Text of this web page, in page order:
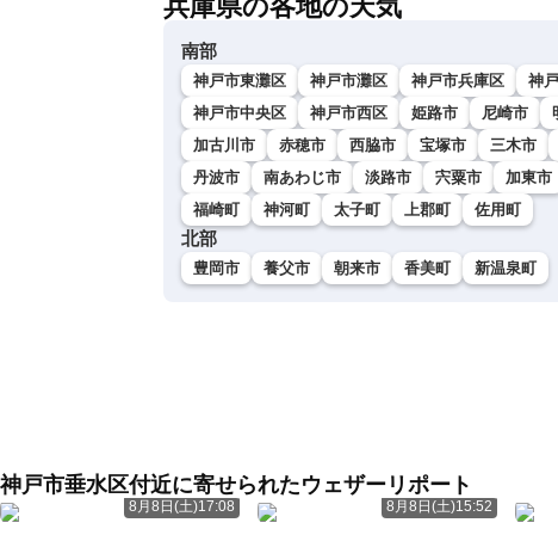
兵庫県の各地の天気
南部
神戸市東灘区 神戸市灘区 神戸市兵庫区 神
神戸市中央区
神戸市西区 姫路市 尼崎市
加古川市
赤穂市 西脇市 宝塚市 三木市
丹波市
南あわじ市 淡路市 宍粟市 加東市
福崎町
神河町 太子町 上郡町 佐用町
北部
豊岡市 養父市 朝来市 香美町 新温泉町
神戸市垂水区付近に寄せられたウェザーリポート
8月8日(土)17:08 8月8日(土)15:52